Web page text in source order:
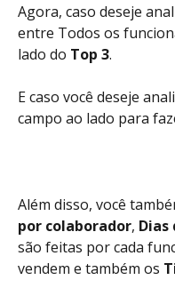
Agora, caso deseje
entre Todos os
lado do Top 3.
E caso você deseje
campo ao lado para
Além disso, você
por colaborador, Dias
são feitas por cada
vendem e também os